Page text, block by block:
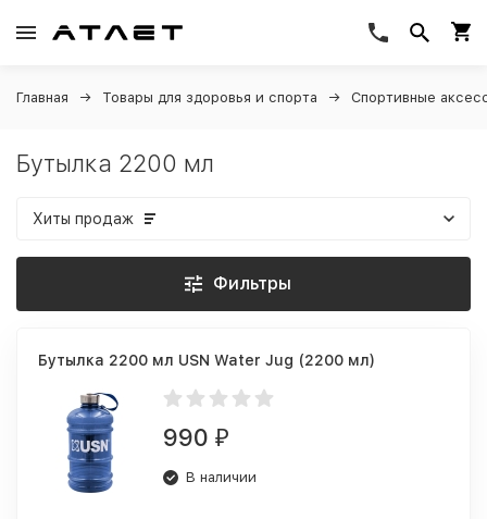
Главная Товары для здоровья и спорта Спортивные
Бутылка 2200 мл
Хиты продаж
Фильтры
Бутылка 2200 мл USN Water Jug (2200 мл)
990 ₽
В наличии